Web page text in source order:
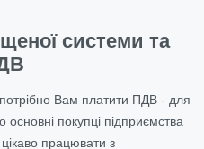
системи та
Вам платити ПДВ - для
покупці підприємства
працювати з